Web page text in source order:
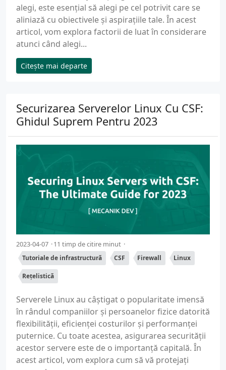
alegi, este esențial să alegi pe cel potrivit care se
aliniază cu obiectivele și aspirațiile tale. În acest
articol, vom explora factorii de luat în considerare
atunci când alegi...
Citește mai departe
Securizarea Serverelor Linux Cu CSF:
Ghidul Suprem Pentru 2023
2023-04-07 11 timp de citire minut
Tutoriale de infrastructură CSF Firewall Linux
Rețelistică
Serverele Linux au câștigat o popularitate imensă
în rândul companiilor și persoanelor fizice datorită
flexibilității, eficienței costurilor și performanței
puternice. Cu toate acestea, asigurarea securității
acestor servere este de o importanță capitală. În
acest articol, vom explora cum să vă protejați